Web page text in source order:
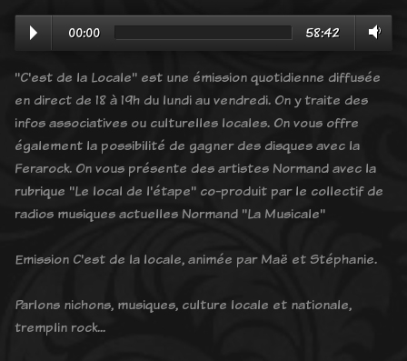
00:00 58:42
"C'est de la Locale" est une émission quotidienne diffusée
en direct de 18 à 19h du lundi au vendredi. On y traite des
infos associatives ou culturelles locales. On vous offre
également la possibilité de gagner des disques avec la
Ferarock. On vous présente des artistes Normand avec la
rubrique "Le local de l'étape" co-produit par le collectif de
radios musiques actuelles Normand "La Musicale"
Emission C'est de la locale, animée par Maë et Stéphanie.
Parlons nichons, musiques, culture locale et nationale,
tremplin rock...